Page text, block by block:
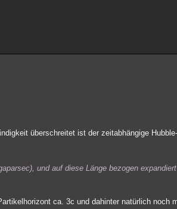
überschreitet ist der zeitabhängige
und auf diese Länge bezogen
ca. 3c und dahinter natürlich noch